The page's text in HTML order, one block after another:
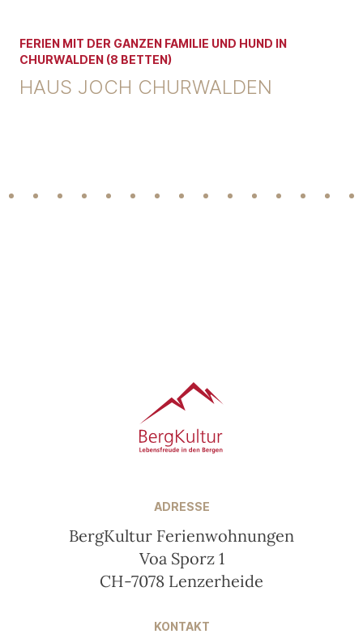
FERIEN MIT DER GANZEN FAMILIE UND HUND IN
CHURWALDEN (8 BETTEN)
HAUS JOCH CHURWALDEN
ADRESSE
BergKultur Ferienwohnungen
Voa Sporz 1
CH-7078 Lenzerheide
KONTAKT